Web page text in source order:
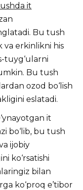
it
Bu tush
va erkinlikni his
tuyg‘ularni
Bu tush
ozod bo‘lish
eslatadi.
it
bo‘lib, bu tush
ijobiy
ko‘rsatishi
bilan
ko‘proq e’tibor